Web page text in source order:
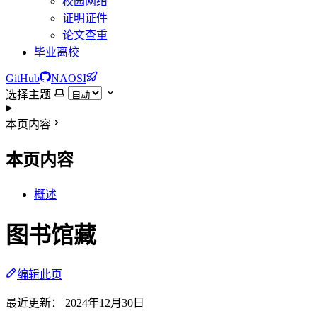
证明证件
论文查重
毕业离校
GitHub
NAOSI
选择主题
本页内容
本页内容
概述
图书馆藏
编辑此页
最近更新： 2024年12月30日